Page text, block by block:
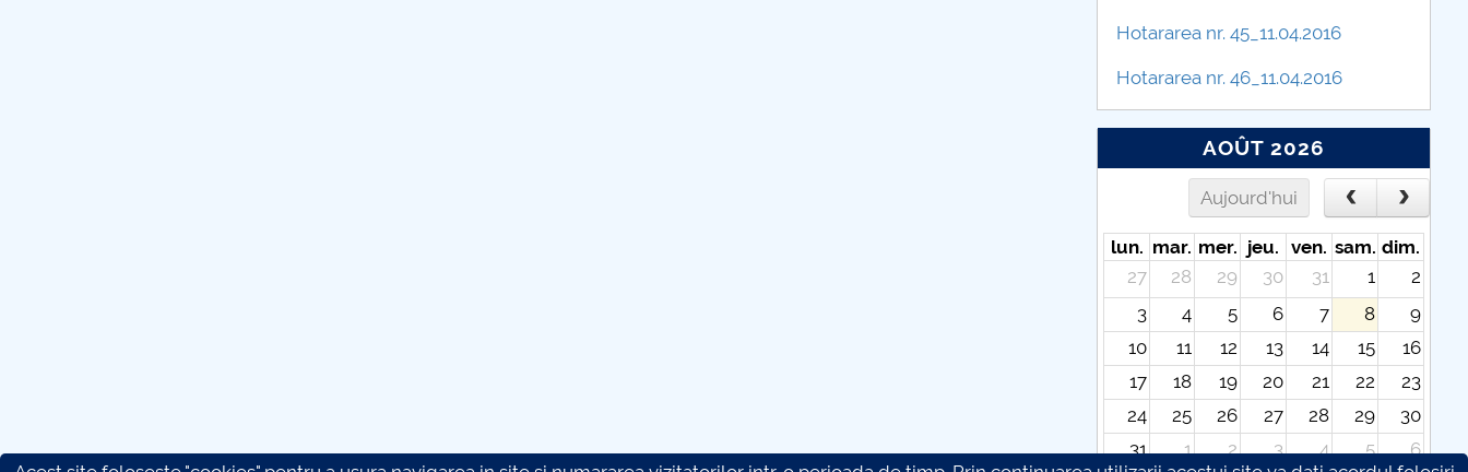
Hotararea nr. 45_11.04.2016
Hotararea nr. 46_11.04.2016
AOÛT 2026
Aujourd'hui
lun. mar. mer. jeu. ven. sam. dim.
27
28 29 30 31 1
2
3
4 5 6 7 8
9
10
11 12 13 14 15
16
17
18 19 20 21 22
23
24
25 26 27 28 29
30
31
1 2 3 4 5
6